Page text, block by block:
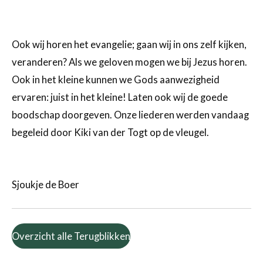
Ook wij horen het evangelie; gaan wij in ons zelf kijken,
veranderen? Als we geloven mogen we bij Jezus horen.
Ook in het kleine kunnen we Gods aanwezigheid
ervaren: juist in het kleine! Laten ook wij de goede
boodschap doorgeven. Onze liederen werden vandaag
begeleid door Kiki van der Togt op de vleugel.
Sjoukje de Boer
Overzicht alle Terugblikken